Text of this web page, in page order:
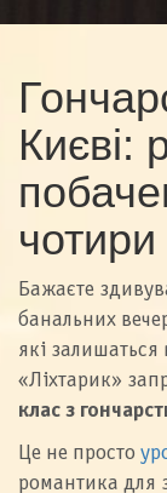
Києві:
чотири
Бажаєте
банальних
які залишаться
«Ліхтарик»
клас з
Це не просто
романтика для